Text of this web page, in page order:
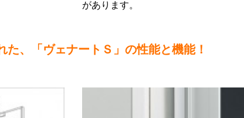
があります。
、「ヴェナートＳ」の性能と機能！